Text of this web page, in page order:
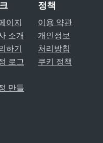
이지
소개
하기
로그
만들
정책
이용 약관
개인정보
처리방침
쿠키 정책